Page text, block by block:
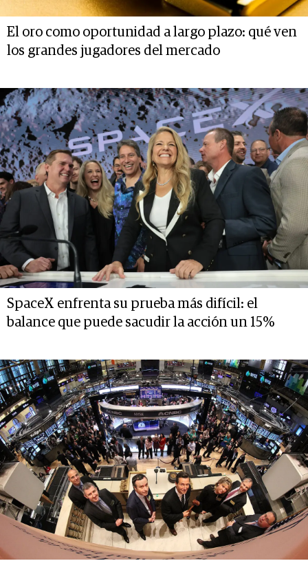
El oro como oportunidad a largo plazo: qué ven
los grandes jugadores del mercado
SpaceX enfrenta su prueba más difícil: el
balance que puede sacudir la acción un 15%